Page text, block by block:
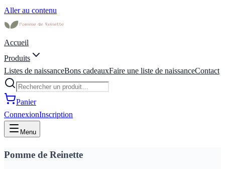
Aller au contenu
Accueil
Produits
Listes de naissanceBons cadeauxFaire une liste de naissanceContact
Panier
ConnexionInscription
Menu
Pomme de Reinette